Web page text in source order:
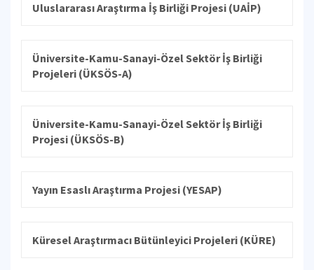
Uluslararası Araştırma İş Birliği Projesi (UAİP)
Üniversite-Kamu-Sanayi-Özel Sektör İş Birliği
Projeleri (ÜKSÖS-A)
Üniversite-Kamu-Sanayi-Özel Sektör İş Birliği
Projesi (ÜKSÖS-B)
Yayın Esaslı Araştırma Projesi (YESAP)
Küresel Araştırmacı Bütünleyici Projeleri (KÜRE)